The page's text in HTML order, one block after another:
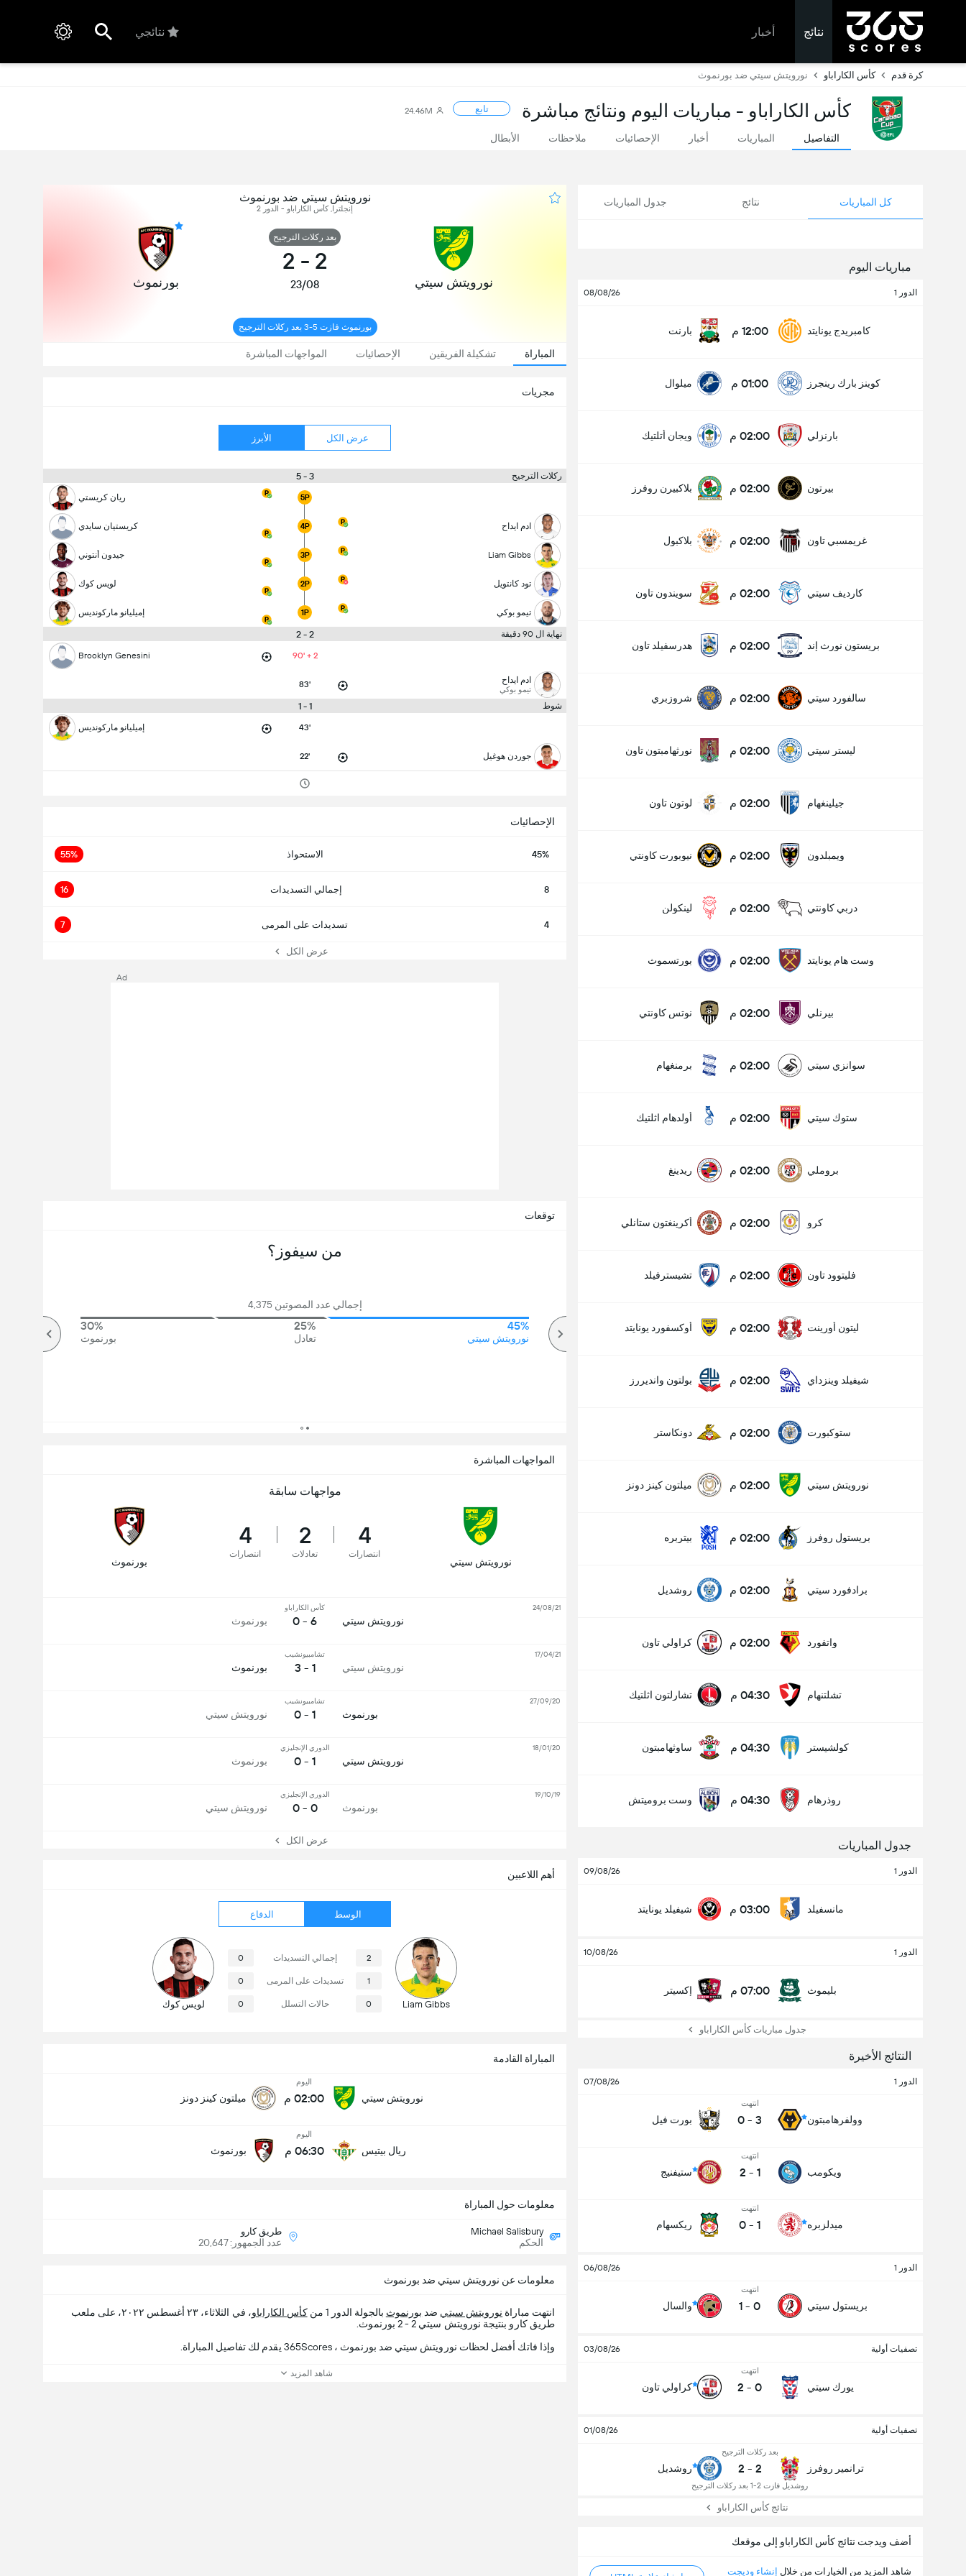
نتائج أخبار نتائجي
كرة قدم كأس الكاراباو نورويتش سيتي ضد بورنموث
كأس الكاراباو - مباريات اليوم ونتائج مباشرة تابع 24.46M
التفاصيل المباريات أخبار الإحصائيات ملاحظات الأبطال
كل المباريات نتائج جدول المباريات
مباريات اليوم
الدور 1 08/08/26
كامبريدج يونايتد 12:00 م بارنت
كوينز بارك رينجرز 01:00 م ميلوال
بارنزلي 02:00 م ويجان أتلتيك
بيرتون 02:00 م بلاكبيرن روفرز
غريمسبي تاون 02:00 م بلاكبول
كارديف سيتي 02:00 م سويندون تاون
بريستون نورث إند 02:00 م هدرسفيلد تاون
سالفورد سيتي 02:00 م شروزبري
ليستر سيتي 02:00 م نورثهامبتون تاون
جيلينغهام 02:00 م لوتون تاون
ويمبلدون 02:00 م نيوبورت كاونتي
دربي كاونتي 02:00 م لينكولن
وست هام يونايتد 02:00 م بورتسموث
بيرنلي 02:00 م نوتس كاونتي
سوانزي سيتي 02:00 م برمنغهام
ستوك سيتي 02:00 م أولدهام اثلتيك
بروملي 02:00 م ريدينغ
كرو 02:00 م أكرينغتون ستانلي
فليتوود تاون 02:00 م تشيسترفيلد
ليتون أورينت 02:00 م أوكسفورد يونايتد
شيفيلد وينزداي 02:00 م بولتون وانديررز
ستوكبورت 02:00 م دونكاستر
نورويتش سيتي 02:00 م ميلتون كينز دونز
بريستول روفرز 02:00 م بيتربره
برادفورد سيتي 02:00 م روشديل
واتفورد 02:00 م كراولي تاون
تشلتنهام 04:30 م تشارلتون اثلتيك
كولشيستر 04:30 م ساوثهامبتون
روذرهام 04:30 م وست بروميتش
جدول المباريات
الدور 1 09/08/26
مانسفيلد 03:00 م شيفيلد يونايتد
الدور 1 10/08/26
بليموث 07:00 م إكسيتر
جدول مباريات كأس الكاراباو
النتائج الأخيرة
الدور 1 07/08/26
وولفرهامبتون
انتهت
3
-
0 بورت فيل
ويكومب
انتهت
1
-
2 ستيفنيج
ميدلزبره
انتهت
1
-
0 ريكسهام
الدور 1 06/08/26
بريستول سيتي
انتهت
0
-
1 والسال
تصفيات أولية 03/08/26
يورك سيتي
انتهت
0
-
2 كراولي تاون
تصفيات أولية 01/08/26
ترانمير روفرز
بعد ركلات الترجيح
2
-
2
روشديل فازت 2-1 بعد ركلات الترجيح
روشديل
نتائج كأس الكاراباو
أضف ويدجت نتائج كأس الكاراباو إلى موقعك
شاهد المزيد من الخيارات من خلال إنشاء وديجت
نورويتش سيتي ضد بورنموث
إنجلترا, كأس الكاراباو - الدور 2
نورويتش سيتي
بعد ركلات الترجيح
2
-
2
23/08 بورنموث
بورنموث فازت 5-3 بعد ركلات الترجيح
المباراة تشكيلة الفريقين الإحصائيات المواجهات المباشرة
مجريات
عرض الكل الأبرز
ركلات الترجيح 3 - 5
5P ريان كريستي
ادم ايداح 4P كريستيان سايدي
Liam Gibbs
3P جيدون أنتوني
تود كانتويل 2P لويس كوك
تيمو بوكي 1P إميليانو ماركونديس
نهاية ال 90 دقيقة 2 - 2
90' + 2
Brooklyn Genesini
ادم ايداح
تيمو بوكي 83'
شوط 1 - 1
43' إميليانو ماركونديس
جوردن هوغيل 22'
المباراة القادمة
نورويتش سيتي
اليوم
02:00 م ميلتون كينز دونز
ريال بيتيس
اليوم
06:30 م بورنموث
أهم اللاعبين
الوسط الدفاع
Liam Gibbs
2 إجمالي التسديدات 0
1 تسديدات على المرمى 0
0 حالات التسلل 0 لويس كوك
الإحصائيات
45% الاستحواذ 55%
8 إجمالي التسديدات 16
4 تسديدات على المرمى 7
عرض الكل
معلومات حول المباراة
Michael Salisbury
الحكم
طريق كارو
عدد الجمهور: 20,647
توقعات
من سيفوز؟
إجمالي عدد المصوتين 4,375
45%
نورويتش سيتي
25%
تعادل
30%
بورنموث
المواجهات المباشرة
مواجهات سابقة
نورويتش سيتي
4
انتصارات
2
تعادلات
4
انتصارات
بورنموث
نورويتش سيتي
كأس الكاراباو
6 - 0 بورنموث
24/08/21
نورويتش سيتي
تشامبيونشيب
1 - 3 بورنموث
17/04/21
بورنموث
تشامبيونشيب
1 - 0 نورويتش سيتي
27/09/20
نورويتش سيتي
الدوري الإنجليزي
1 - 0 بورنموث
18/01/20
بورنموث
الدوري الإنجليزي
0 - 0 نورويتش سيتي
19/10/19
عرض الكل
Ad
معلومات عن نورويتش سيتي ضد بورنموث
انتهت مباراة نورويتش سيتي ضد بورنموث بالجولة الدور 1 من كأس الكاراباو
، في الثلاثاء، ٢٣ أغسطس ٢٠٢٢، على ملعب
طريق كارو بنتيجة نورويتش سيتي 2 - 2 بورنموث.
وإذا فاتك أفضل لحظات نورويتش سيتي ضد بورنموث ، 365Scores يقدم لك تفاصيل المباراة.
شاهد المزيد